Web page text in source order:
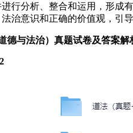
行分析、整合和运用，形成
治意识和正确的价值观，引
德与法治）真题试卷及答案解